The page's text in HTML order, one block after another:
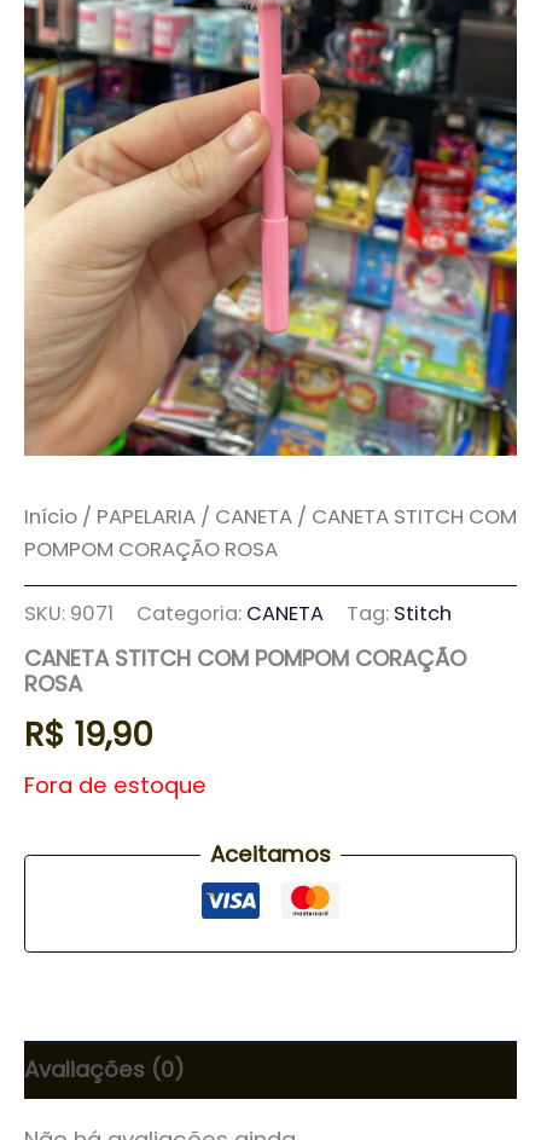
Início / PAPELARIA / CANETA / CANETA STITCH COM
POMPOM CORAÇÃO ROSA
SKU: 9071 Categoria: CANETA Tag: Stitch
CANETA STITCH COM POMPOM CORAÇÃO
ROSA
R$ 19,90
Fora de estoque
Aceitamos
Avaliações (0)